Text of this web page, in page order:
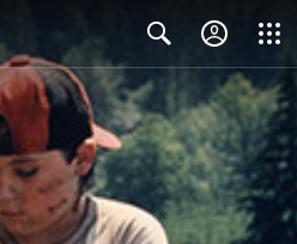
Search Close